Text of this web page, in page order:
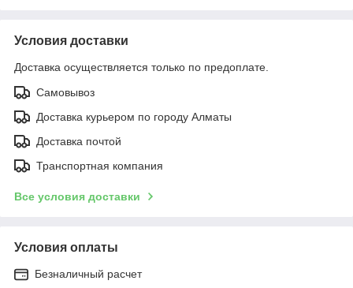
Условия доставки
Доставка осуществляется только по предоплате.
Самовывоз
Доставка курьером по городу Алматы
Доставка почтой
Транспортная компания
Все условия доставки
Условия оплаты
Безналичный расчет